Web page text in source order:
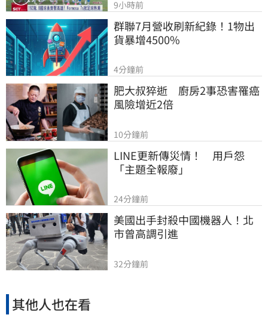
9小時前
群聯7月營收刷新紀錄！1物出
貨暴增4500%
4分鐘前
肥大叔猝逝　廚房2事恐害罹癌
風險增近2倍
10分鐘前
LINE更新傳災情！　用戶怨
「主題全報廢」
24分鐘前
美國出手封殺中國機器人！北
市曾高調引進
32分鐘前
其他人也在看